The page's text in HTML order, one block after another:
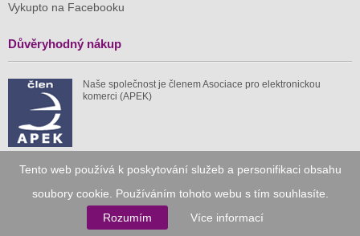
Tento web používá k poskytování služeb a personifikaci obsahu
soubory cookie. Používáním tohoto webu s tím souhlasíte.
Rozumím
Více informací
Vykupto na Facebooku
Důvěryhodný nákup
Naše společnost je členem Asociace pro elektronickou
komerci (APEK)
1 511 mil.